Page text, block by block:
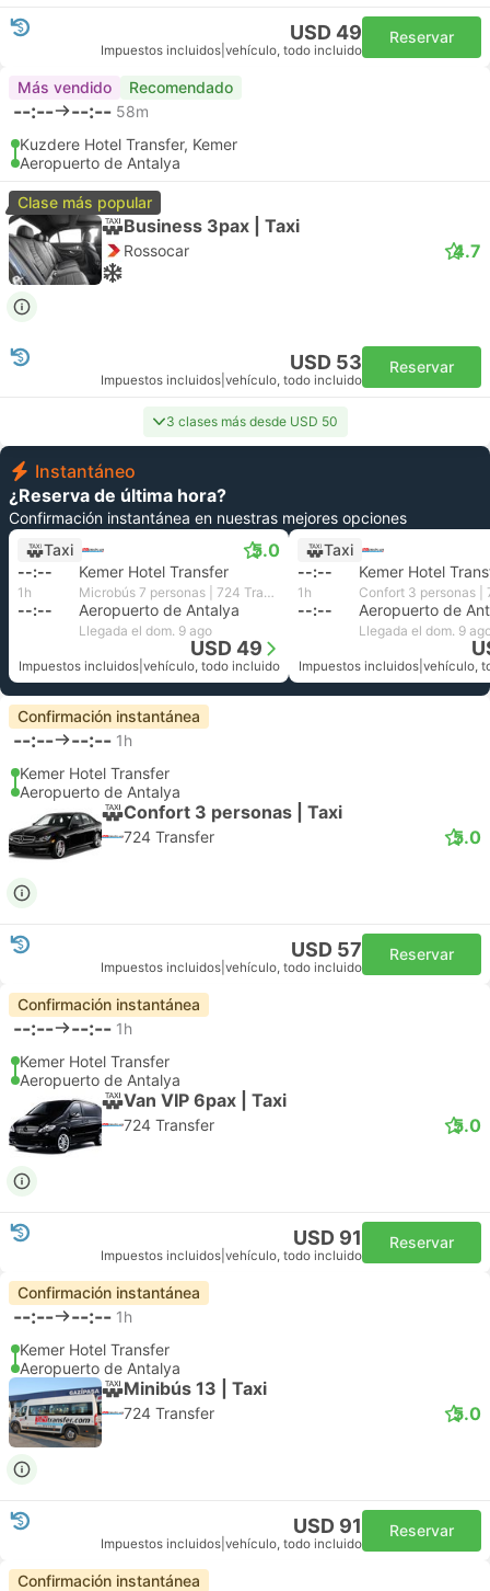
USD 49
Impuestos incluidos vehículo, todo incluido
Reservar
Más vendido Recomendado
--:-- --:-- 58m
Kuzdere Hotel Transfer, Kemer
Aeropuerto de Antalya
Clase más popular
Business 3pax | Taxi
Rossocar 4.7
USD 53
Impuestos incluidos vehículo, todo incluido
Reservar
3 clases más desde USD 50
Instantáneo
¿Reserva de última hora?
Confirmación instantánea en nuestras mejores opciones
Taxi
5.0
--:-- Kemer Hotel Transfer
1h Microbús 7 personas | 724 Transfer
--:-- Aeropuerto de Antalya
Llegada el dom. 9 ago
USD 49
Impuestos incluidos vehículo, todo incluido
Taxi
--:--
Kemer Hotel
1h
--:-- Aeropuerto de
Llegada el dom. 9
Impuestos incluidos vehículo,
Confirmación instantánea
--:-- --:-- 1h
Kemer Hotel Transfer
Aeropuerto de Antalya
Confort 3 personas | Taxi
724 Transfer 5.0
USD 57
Impuestos incluidos vehículo, todo incluido
Reservar
Confirmación instantánea
--:-- --:-- 1h
Kemer Hotel Transfer
Aeropuerto de Antalya
Van VIP 6pax | Taxi
724 Transfer 5.0
USD 91
Impuestos incluidos vehículo, todo incluido
Reservar
Confirmación instantánea
--:-- --:-- 1h
Kemer Hotel Transfer
Aeropuerto de Antalya
Minibús 13 | Taxi
724 Transfer 5.0
USD 91
Impuestos incluidos vehículo, todo incluido
Reservar
Confirmación instantánea